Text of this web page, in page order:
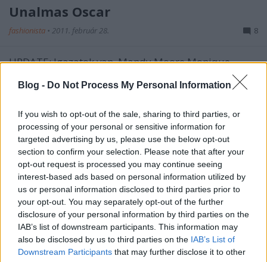
Blog - Do Not Process My Personal Information
If you wish to opt-out of the sale, sharing to third parties, or
processing of your personal or sensitive information for
targeted advertising by us, please use the below opt-out
section to confirm your selection. Please note that after your
opt-out request is processed you may continue seeing
interest-based ads based on personal information utilized by
us or personal information disclosed to third parties prior to
your opt-out. You may separately opt-out of the further
disclosure of your personal information by third parties on the
IAB’s list of downstream participants. This information may
also be disclosed by us to third parties on the IAB’s List of
Downstream Participants that may further disclose it to other
Unalmas Oscar
fashionista • 2011. február 28. 8
UPDATE: Igazatok van, Mandy Moore Monique
Lhuillier ruhája valóban lélegzetelállító volt!De Halle
Berry Marchesája sem volt rossz!Sokkal több kép a
gála közepesre sikerült, a díjazottak azok lettek,
akikre mindenki számított, és…
Körkérdés: Ki volt a legjobban
öltözött a BAFTA díjátadón?
fashionista • 2011. február 15.
2011 a táskafüggőség éve lesz!